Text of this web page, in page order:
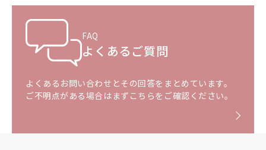
FAQ
よくあるご質問
よくあるお問い合わせとその回答をまとめています。
ご不明点がある場合はまずこちらをご確認ください。